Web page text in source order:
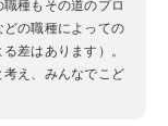
種もその道のプロ
の職種によっての
差はあります）。
え、みんなでこど